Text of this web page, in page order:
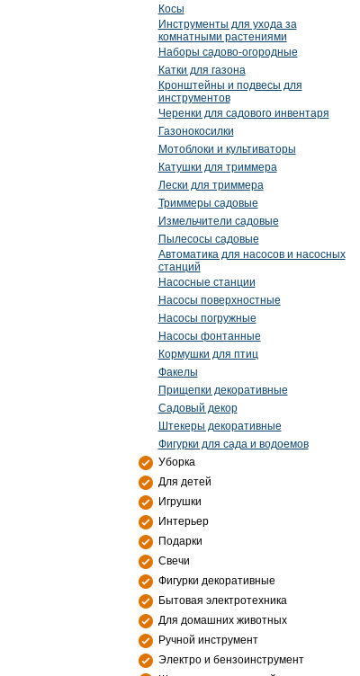
Косы
Инструменты для ухода за
комнатными растениями
Наборы садово-огородные
Катки для газона
Кронштейны и подвесы для
инструментов
Черенки для садового инвентаря
Газонокосилки
Мотоблоки и культиваторы
Катушки для триммера
Лески для триммера
Триммеры садовые
Измельчители садовые
Пылесосы садовые
Автоматика для насосов и насосных
станций
Насосные станции
Насосы поверхностные
Насосы погружные
Насосы фонтанные
Кормушки для птиц
Факелы
Прищепки декоративные
Садовый декор
Штекеры декоративные
Фигурки для сада и водоемов
Уборка
Для детей
Игрушки
Интерьер
Подарки
Свечи
Фигурки декоративные
Бытовая электротехника
Для домашних животных
Ручной инструмент
Электро и бензоинструмент